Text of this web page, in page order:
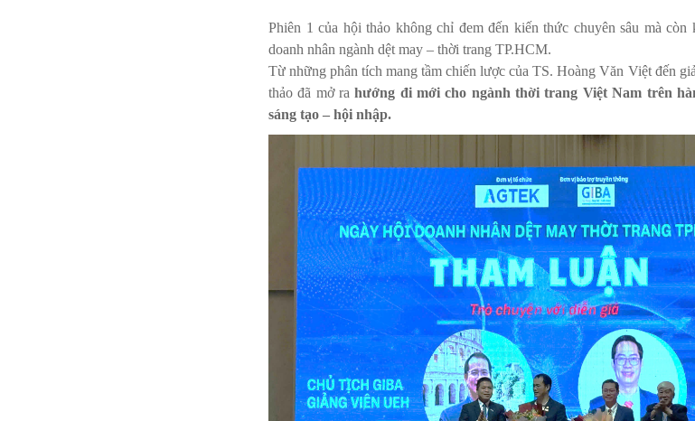
Phiên 1 của hội thảo không chỉ đem đến kiến thức chuyên sâu mà
doanh nhân ngành dệt may – thời trang TP.HCM.
Từ những phân tích mang tầm chiến lược của TS. Hoàng Văn Việt đến
thảo đã mở rahướng đi mới cho ngành thời trang Việt Nam trên
sáng tạo – hội nhập.